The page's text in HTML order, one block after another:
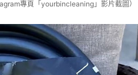
專頁「yourbincleaning」影片截圖）